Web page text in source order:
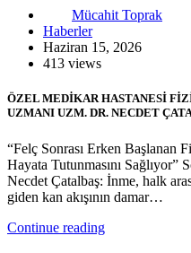
Mücahit Toprak
Haberler
Haziran 15, 2026
413 views
ÖZEL MEDİKAR HASTANESİ
UZMANI UZM. DR. NECDET
“Felç Sonrası Erken Başlanan
Hayata Tutunmasını
Necdet Çatalbaş: İnme, halk
giden kan akışının damar…
Continue reading